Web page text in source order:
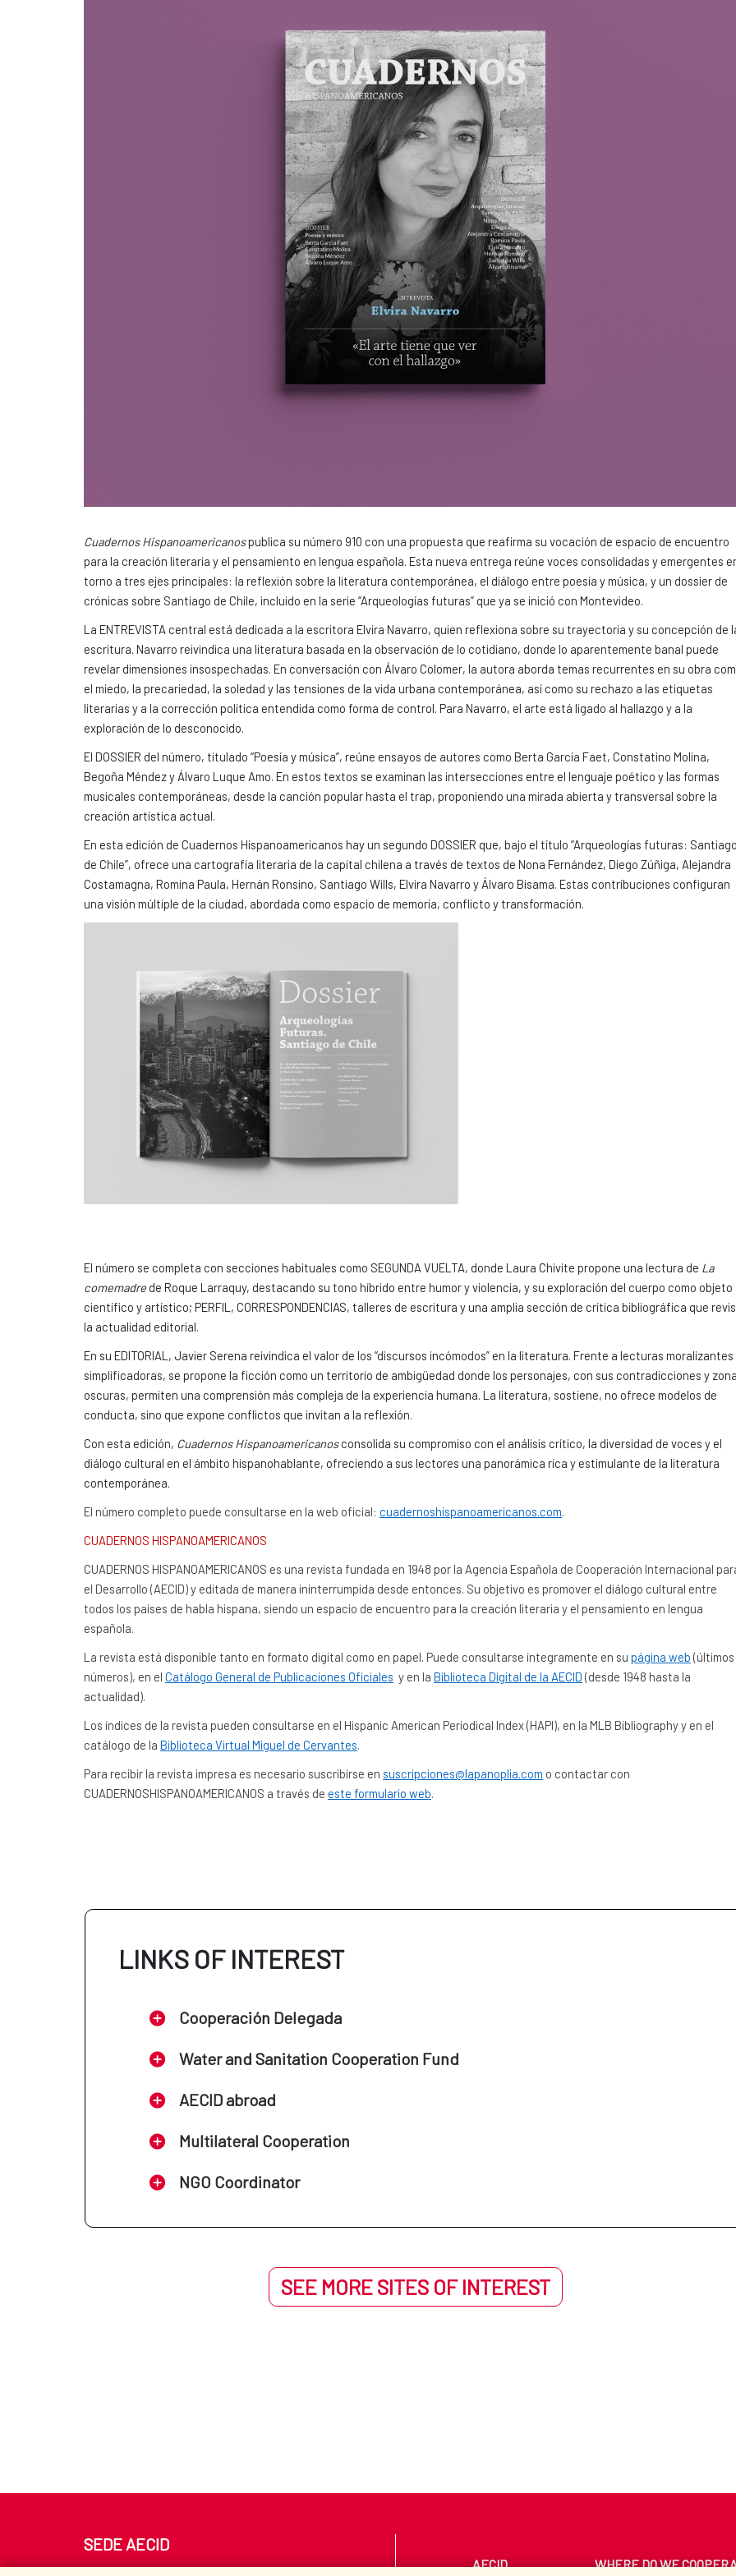
Cuadernos Hispanoamericanospublica su número 910 con una propuesta que reafirma su vocación de espacio de encuentro
para la creación literaria y el pensamiento en lengua española. Esta nueva entrega reúne voces consolidadas y emergentes
torno a tres ejes principales: la reflexión sobre la literatura contemporánea, el diálogo entre poesía y música, y un dossier de
crónicas sobre Santiago de Chile, incluido en la serie “Arqueologías futuras” que ya se inició con Montevideo.
La ENTREVISTA central está dedicada a la escritora Elvira Navarro, quien reflexiona sobre su trayectoria y su concepción de
escritura. Navarro reivindica una literatura basada en la observación de lo cotidiano, donde lo aparentemente banal puede
revelar dimensiones insospechadas. En conversación con Álvaro Colomer, la autora aborda temas recurrentes en su obra
el miedo, la precariedad, la soledad y las tensiones de la vida urbana contemporánea, así como su rechazo a las etiquetas
literarias y a la corrección política entendida como forma de control. Para Navarro, el arte está ligado al hallazgo y a la
exploración de lo desconocido.
El DOSSIER del número, titulado “Poesía y música”, reúne ensayos de autores como Berta García Faet, Constatino Molina,
Begoña Méndez y Álvaro Luque Amo. En estos textos se examinan las intersecciones entre el lenguaje poético y las formas
musicales contemporáneas, desde la canción popular hasta el trap, proponiendo una mirada abierta y transversal sobre la
creación artística actual.
En esta edición de Cuadernos Hispanoamericanos hay un segundo DOSSIER que, bajo el título “Arqueologías futuras: Santiago
de Chile”, ofrece una cartografía literaria de la capital chilena a través de textos de Nona Fernández, Diego Zúñiga, Alejandra
Costamagna, Romina Paula, Hernán Ronsino, Santiago Wills, Elvira Navarro y Álvaro Bisama. Estas contribuciones configuran
una visión múltiple de la ciudad, abordada como espacio de memoria, conflicto y transformación.
El número se completa con secciones habituales como SEGUNDA VUELTA, donde Laura Chivite propone una lectura de La
comemadre de Roque Larraquy, destacando su tono híbrido entre humor y violencia, y su exploración del cuerpo como objeto
científico y artístico; PERFIL, CORRESPONDENCIAS, talleres de escritura y una amplia sección de crítica bibliográfica que
la actualidad editorial.
En su EDITORIAL, Javier Serena reivindica el valor de los “discursos incómodos” en la literatura. Frente a lecturas moralizantes
simplificadoras, se propone la ficción como un territorio de ambigüedad donde los personajes, con sus contradicciones y
oscuras, permiten una comprensión más compleja de la experiencia humana. La literatura, sostiene, no ofrece modelos de
conducta, sino que expone conflictos que invitan a la reflexión.
Con esta edición, Cuadernos Hispanoamericanosconsolida su compromiso con el análisis crítico, la diversidad de voces y el
diálogo cultural en el ámbito hispanohablante, ofreciendo a sus lectores una panorámica rica y estimulante de la literatura
contemporánea.
El número completo puede consultarse en la web oficial: cuadernoshispanoamericanos.com.
CUADERNOS HISPANOAMERICANOS
CUADERNOS HISPANOAMERICANOS es una revista fundada en 1948 por la Agencia Española de Cooperación Internacional
el Desarrollo (AECID) y editada de manera ininterrumpida desde entonces. Su objetivo es promover el diálogo cultural entre
todos los países de habla hispana, siendo un espacio de encuentro para la creación literaria y el pensamiento en lengua
española.
La revista está disponible tanto en formato digital como en papel. Puede consultarse íntegramente en su página web (últimos
números), en el Catálogo General de Publicaciones Oficiales y en la Biblioteca Digital de la AECID (desde 1948 hasta la
actualidad).
Los índices de la revista pueden consultarse en el Hispanic American Periodical Index (HAPI), en la MLB Bibliography y en el
catálogo de la Biblioteca Virtual Miguel de Cervantes.
Para recibir la revista impresa es necesario suscribirse en suscripciones@lapanoplia.com o contactar con
CUADERNOSHISPANOAMERICANOS a través de este formulario web.
LINKS OF INTEREST
Cooperación Delegada
Water and Sanitation Cooperation Fund
AECID abroad
Multilateral Cooperation
NGO Coordinator
SEE MORE SITES OF INTEREST
SEDE AECID
AECID WHERE DO WE